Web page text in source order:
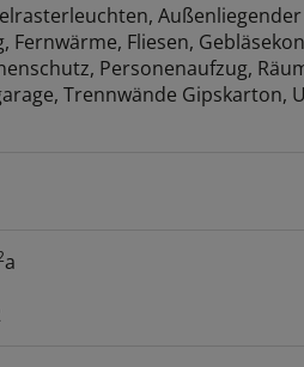
Fernwärme Fliesen
Personenaufzug
Trennwände Gipskarton
a